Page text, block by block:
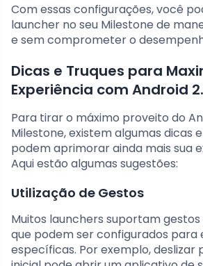
Com essas configurações, você
launcher no seu Milestone de
e sem comprometer o
Dicas e Truques para
Experiência com Android
Para tirar o máximo proveito do
Milestone, existem algumas dicas
podem aprimorar ainda mais sua
Aqui estão algumas sugestões:
Utilização de Gestos
Muitos launchers suportam
que podem ser configurados para
específicas. Por exemplo, deslizar